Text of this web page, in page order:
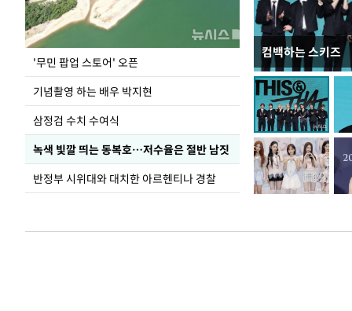
'무민 팝업 스토어' 오픈
기념촬영 하는 배우 박지현
삼정검 수치 수여식
녹색 빛깔 띄는 동복호…저수율은 절반 남짓
반정부 시위대와 대치한 아르헨티나 경찰
컴백하는 스키즈
이 대통령, 국가
가 책임지고 치